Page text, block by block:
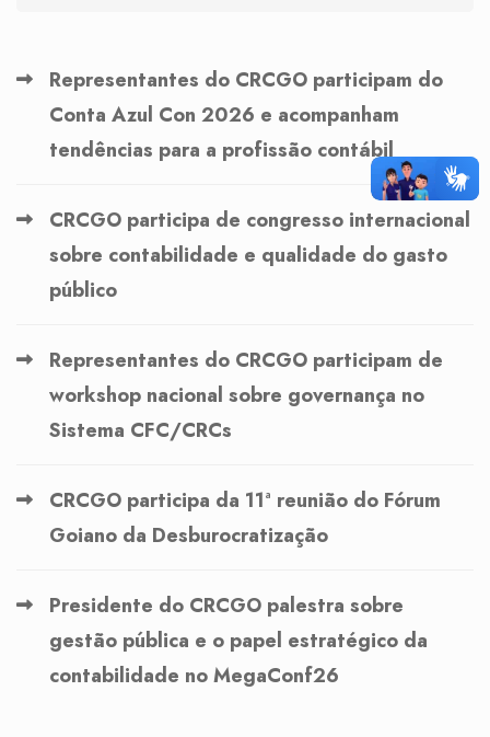
Representantes do CRCGO participam do
Conta Azul Con 2026 e acompanham
tendências para a profissão contábil
CRCGO participa de congresso internacional
sobre contabilidade e qualidade do gasto
público
Representantes do CRCGO participam de
workshop nacional sobre governança no
Sistema CFC/CRCs
CRCGO participa da 11ª reunião do Fórum
Goiano da Desburocratização
Presidente do CRCGO palestra sobre
gestão pública e o papel estratégico da
contabilidade no MegaConf26